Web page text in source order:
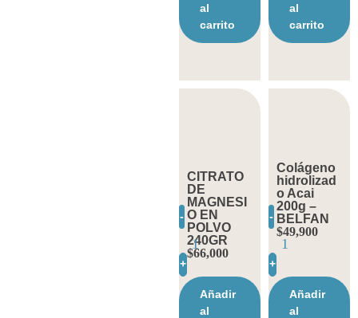
al
carrito
al
carrito
CITRATO
DE
MAGNESI
O EN
POLVO
240GR
$66,000
-
+
Añadir
al
Colágeno
hidrolizad
o Acai
200g –
BELFAN
$49,900
-
+
Añadir
al